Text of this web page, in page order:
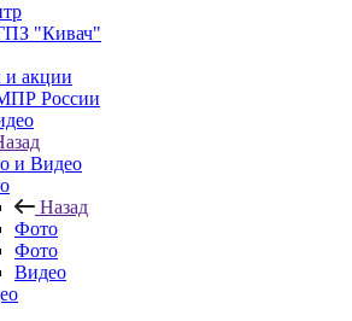
"Кивач"
и акции
России
и Видео
Назад
Фото
Фото
Видео